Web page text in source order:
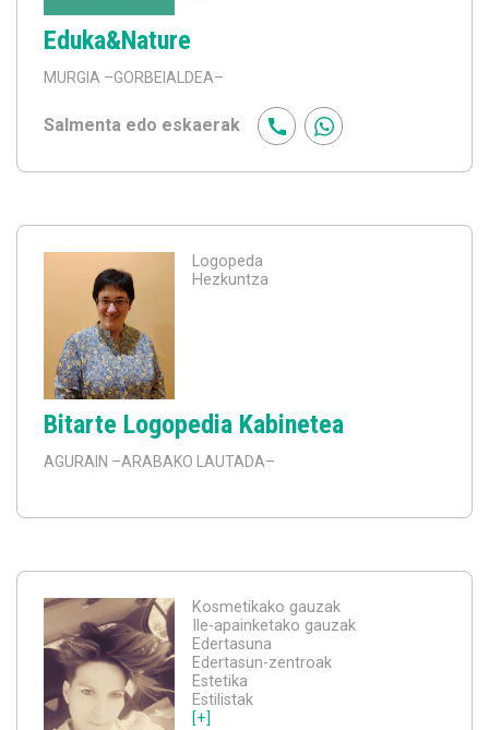
Eduka&Nature
MURGIA –GORBEIALDEA–
Salmenta edo eskaerak
Logopeda
Hezkuntza
Bitarte Logopedia Kabinetea
AGURAIN –ARABAKO LAUTADA–
Kosmetikako gauzak
Ile-apainketako gauzak
Edertasuna
Edertasun-zentroak
Estetika
Estilistak
[+]